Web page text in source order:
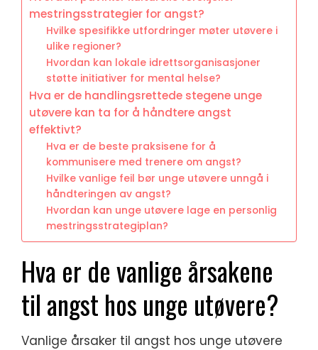
mestringsstrategier for angst?
Hvilke spesifikke utfordringer møter utøvere i
ulike regioner?
Hvordan kan lokale idrettsorganisasjoner
støtte initiativer for mental helse?
Hva er de handlingsrettede stegene unge
utøvere kan ta for å håndtere angst
effektivt?
Hva er de beste praksisene for å
kommunisere med trenere om angst?
Hvilke vanlige feil bør unge utøvere unngå i
håndteringen av angst?
Hvordan kan unge utøvere lage en personlig
mestringsstrategiplan?
Hva er de vanlige årsakene
til angst hos unge utøvere?
Vanlige årsaker til angst hos unge utøvere